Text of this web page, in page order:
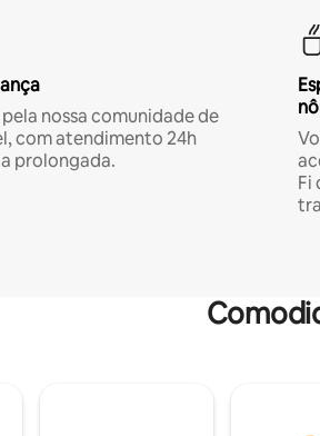
nossa comunidade de
com atendimento 24h
prolongada.
Fi